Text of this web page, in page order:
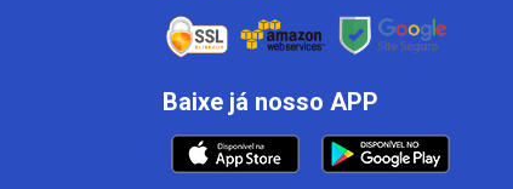
Baixe já nosso APP